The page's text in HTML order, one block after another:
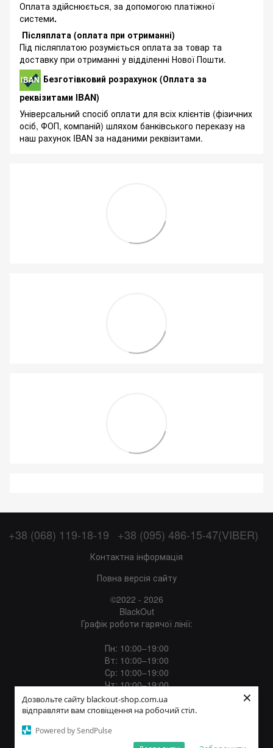
Дозвольте сайту blackout-shop.com.ua
відправляти вам сповіщення на робочий стіл.
Powered by SendPulse
×
Оплата здійснюється, за допомогою платіжної
системи.
Післяплата (оплата при отриманні)
Під післяплатою розуміється оплата за товар та
доставку при отриманні у відділенні Нової Пошти.
Безготівковий розрахунок (Оплата за
реквізитами IBAN)
Універсальний спосіб оплати для всіх клієнтів (фізичних
осіб, ФОП, компаній) шляхом банківського переказу на
наш рахунок IBAN за наданими реквізитами.
+38 (068) 119-18-19 +38 (095) 486-15-47(VIBER)
Контактна інформація
Повна версія сайту
©2022 - 2026
BlackOut
Графік роботи гарячої лінії:
Пн: 10:00–19:00
Вт: 10:00–19:00
Ср: 10:00–19:00
Чт: 10:00–19:00
Пт: 10:00–19:00
Сб: 12:00–18:00
Рус